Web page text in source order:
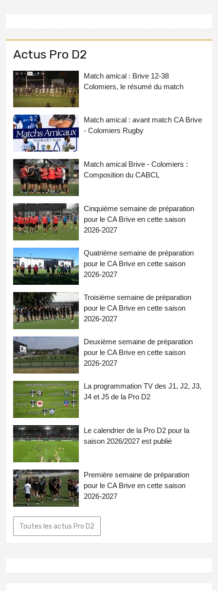
Actus Pro D2
Match amical : Brive 12-38
Colomiers, le résumé du match
Match amical : avant match CA Brive
- Colomiers Rugby
Match amical Brive - Colomiers :
Composition du CABCL
Cinquième semaine de préparation
pour le CA Brive en cette saison
2026-2027
Quatrième semaine de préparation
pour le CA Brive en cette saison
2026-2027
Troisième semaine de préparation
pour le CA Brive en cette saison
2026-2027
Deuxième semaine de préparation
pour le CA Brive en cette saison
2026-2027
La programmation TV des J1, J2, J3,
J4 et J5 de la Pro D2
Le calendrier de la Pro D2 pour la
saison 2026/2027 est publié
Première semaine de préparation
pour le CA Brive en cette saison
2026-2027
Toutes les actus Pro D2